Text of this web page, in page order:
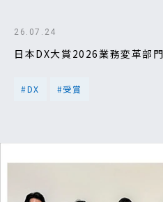
ソーシャルメ
26.07.24
日本DX大賞2026業務変革部
#DX #受賞